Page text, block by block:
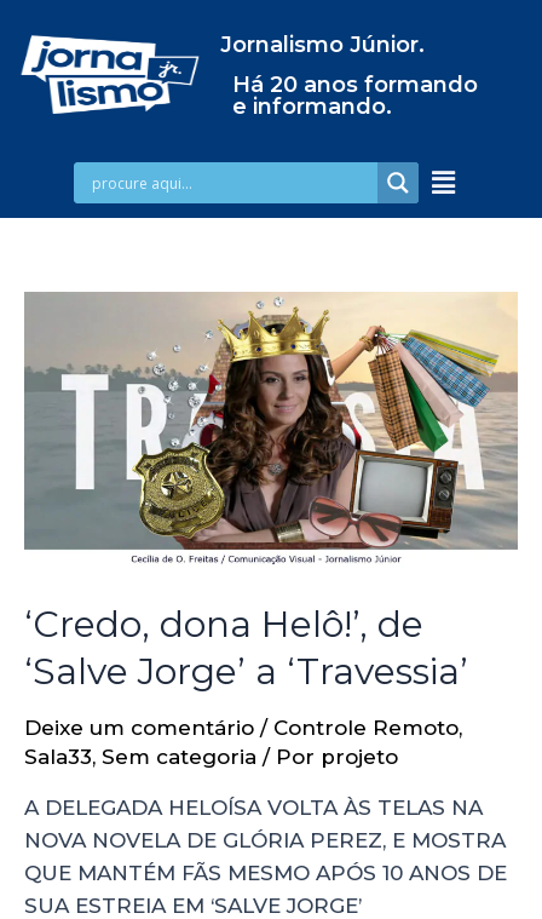
Jornalismo Júnior.
Há 20 anos formando
e informando.
‘Credo, dona Helô!’, de
‘Salve Jorge’ a ‘Travessia’
Deixe um comentário / Controle Remoto,
Sala33, Sem categoria / Por projeto
A DELEGADA HELOÍSA VOLTA ÀS TELAS NA
NOVA NOVELA DE GLÓRIA PEREZ, E MOSTRA
QUE MANTÉM FÃS MESMO APÓS 10 ANOS DE
SUA ESTREIA EM ‘SALVE JORGE’